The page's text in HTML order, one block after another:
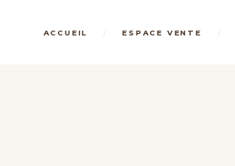
ACCUEIL / ESPACE VENTE /